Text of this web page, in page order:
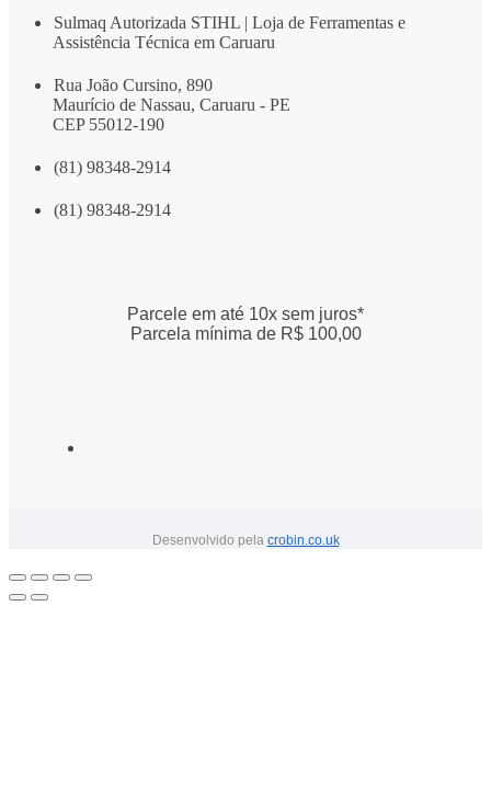
Sulmaq Autorizada STIHL | Loja de Ferramentas e
Assistência Técnica em Caruaru
Rua João Cursino, 890
Maurício de Nassau, Caruaru - PE
CEP 55012-190
(81) 98348-2914
(81) 98348-2914
Parcele em até 10x sem juros*
Parcela mínima de R$ 100,00
Desenvolvido pela crobin.co.uk